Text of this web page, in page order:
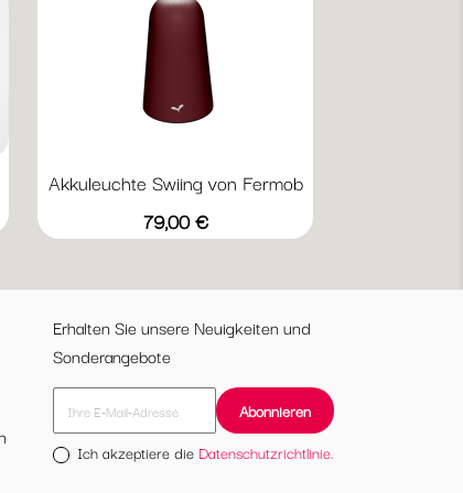
Akkuleuchte Swiing von Fermob
Preis
79,00 €
Vorschau
Anthrazit
Gletscherminze
LehmgrauSchwarzkirsche
Erhalten Sie unsere Neuigkeiten und
Sonderangebote
Ich akzeptiere die Datenschutzrichtlinie.